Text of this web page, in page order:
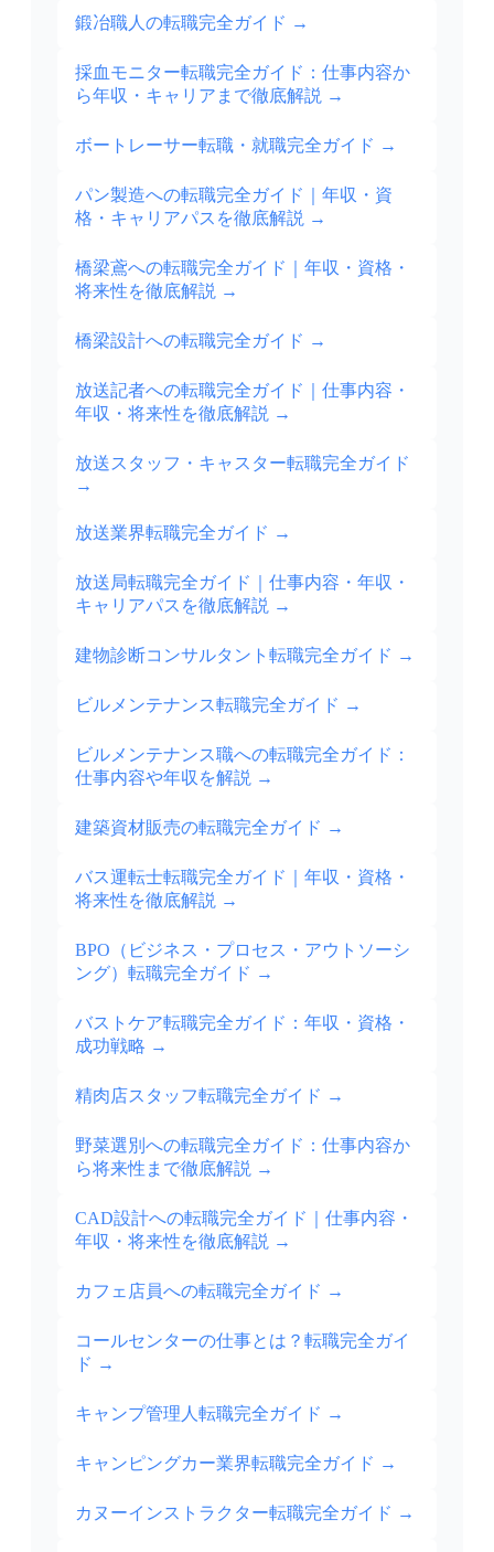
鍛冶職人の転職完全ガイド →
採血モニター転職完全ガイド：仕事内容か
ら年収・キャリアまで徹底解説 →
ボートレーサー転職・就職完全ガイド →
パン製造への転職完全ガイド｜年収・資
格・キャリアパスを徹底解説 →
橋梁鳶への転職完全ガイド｜年収・資格・
将来性を徹底解説 →
橋梁設計への転職完全ガイド →
放送記者への転職完全ガイド｜仕事内容・
年収・将来性を徹底解説 →
放送スタッフ・キャスター転職完全ガイド
→
放送業界転職完全ガイド →
放送局転職完全ガイド｜仕事内容・年収・
キャリアパスを徹底解説 →
建物診断コンサルタント転職完全ガイド →
ビルメンテナンス転職完全ガイド →
ビルメンテナンス職への転職完全ガイド：
仕事内容や年収を解説 →
建築資材販売の転職完全ガイド →
バス運転士転職完全ガイド｜年収・資格・
将来性を徹底解説 →
BPO（ビジネス・プロセス・アウトソーシ
ング）転職完全ガイド →
バストケア転職完全ガイド：年収・資格・
成功戦略 →
精肉店スタッフ転職完全ガイド →
野菜選別への転職完全ガイド：仕事内容か
ら将来性まで徹底解説 →
CAD設計への転職完全ガイド｜仕事内容・
年収・将来性を徹底解説 →
カフェ店員への転職完全ガイド →
コールセンターの仕事とは？転職完全ガイ
ド →
キャンプ管理人転職完全ガイド →
キャンピングカー業界転職完全ガイド →
カヌーインストラクター転職完全ガイド →